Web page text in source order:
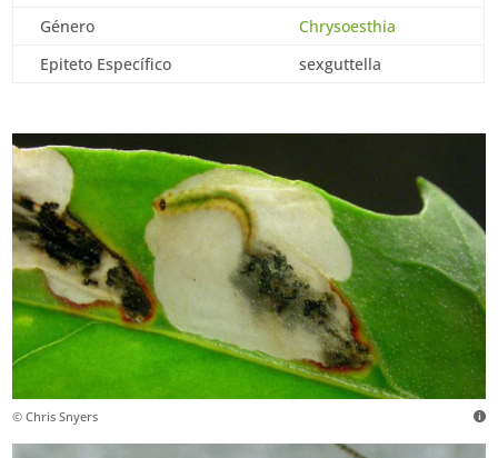
Género
Chrysoesthia
Epiteto Específico
sexguttella
© Chris Snyers